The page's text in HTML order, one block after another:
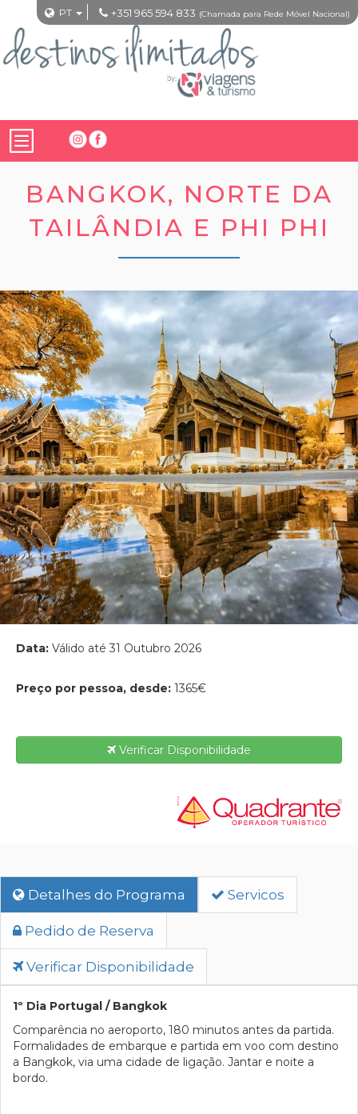
PT +351 965 594 833 (Chamada para Rede Móvel Nacional)
BANGKOK, NORTE DA
TAILÂNDIA E PHI PHI
Data: Válido até 31 Outubro 2026
Preço por pessoa, desde: 1365€
Verificar Disponibilidade
Detalhes do Programa Servicos
Pedido de Reserva
Verificar Disponibilidade
1º Dia Portugal / Bangkok
Comparência no aeroporto, 180 minutos antes da partida.
Formalidades de embarque e partida em voo com destino
a Bangkok, via uma cidade de ligação. Jantar e noite a
bordo.